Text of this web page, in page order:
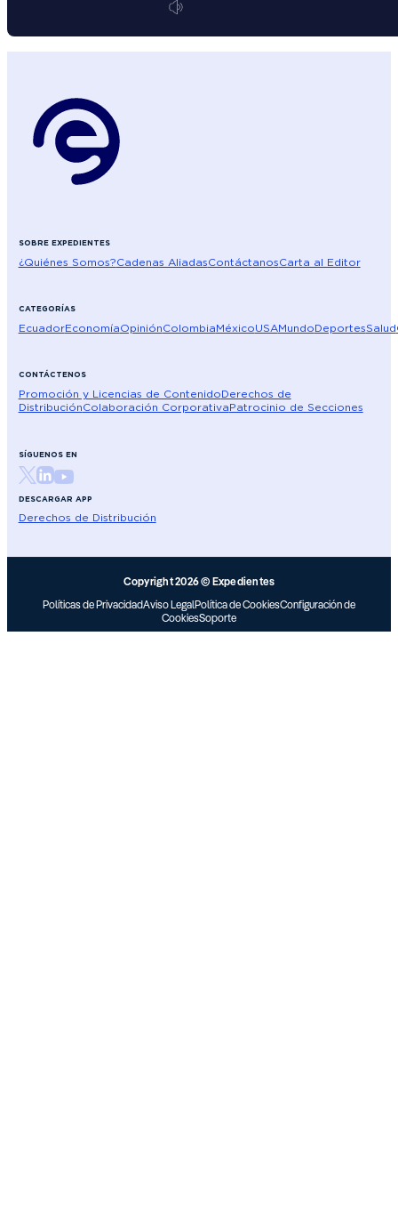
SOBRE EXPEDIENTES
¿Quiénes Somos?Cadenas AliadasContáctanosCarta al Editor
CATEGORÍAS
EcuadorEconomíaOpiniónColombiaMéxicoUSAMundoDeportesSalud
CONTÁCTENOS
Promoción y Licencias de ContenidoDerechos de
DistribuciónColaboración CorporativaPatrocinio de Secciones
SÍGUENOS EN
DESCARGAR APP
Derechos de Distribución
Copyright 2026 © Expedientes
Políticas de PrivacidadAviso LegalPolítica de CookiesConfiguración de
CookiesSoporte